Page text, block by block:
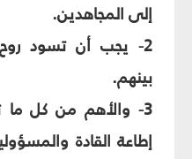
إلى المجاهدين.
2- يجب أن تسود روح
بينهم.
3- والأهم من كل
إطاعة القادة